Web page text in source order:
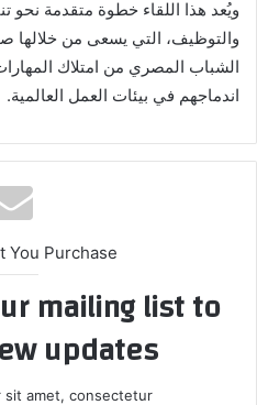
ويُعد هذا اللقاء خطوة متقدمة نحو
والتوظيف، التي يسعى من خلالها
الشباب المصري من امتلاك
اندماجهم في بيئات العمل العالمية.
You Purchase
mailing list to
updates!
sit amet, consectetur.